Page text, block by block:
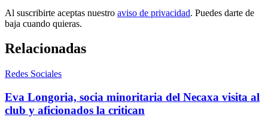
Al suscribirte aceptas nuestro aviso de privacidad. Puedes darte de
baja cuando quieras.
Relacionadas
Redes Sociales
Eva Longoria, socia minoritaria del Necaxa visita al
club y aficionados la critican